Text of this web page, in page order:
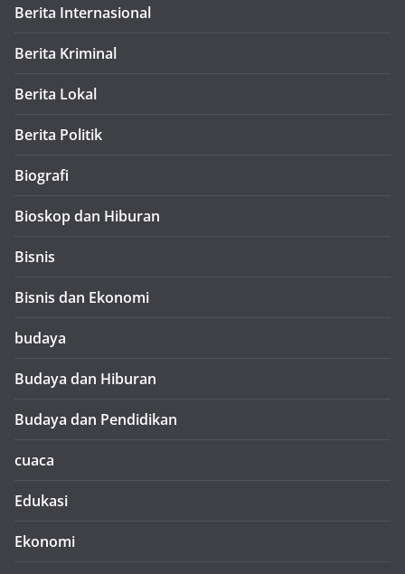
Berita Internasional
Berita Kriminal
Berita Lokal
Berita Politik
Biografi
Bioskop dan Hiburan
Bisnis
Bisnis dan Ekonomi
budaya
Budaya dan Hiburan
Budaya dan Pendidikan
cuaca
Edukasi
Ekonomi